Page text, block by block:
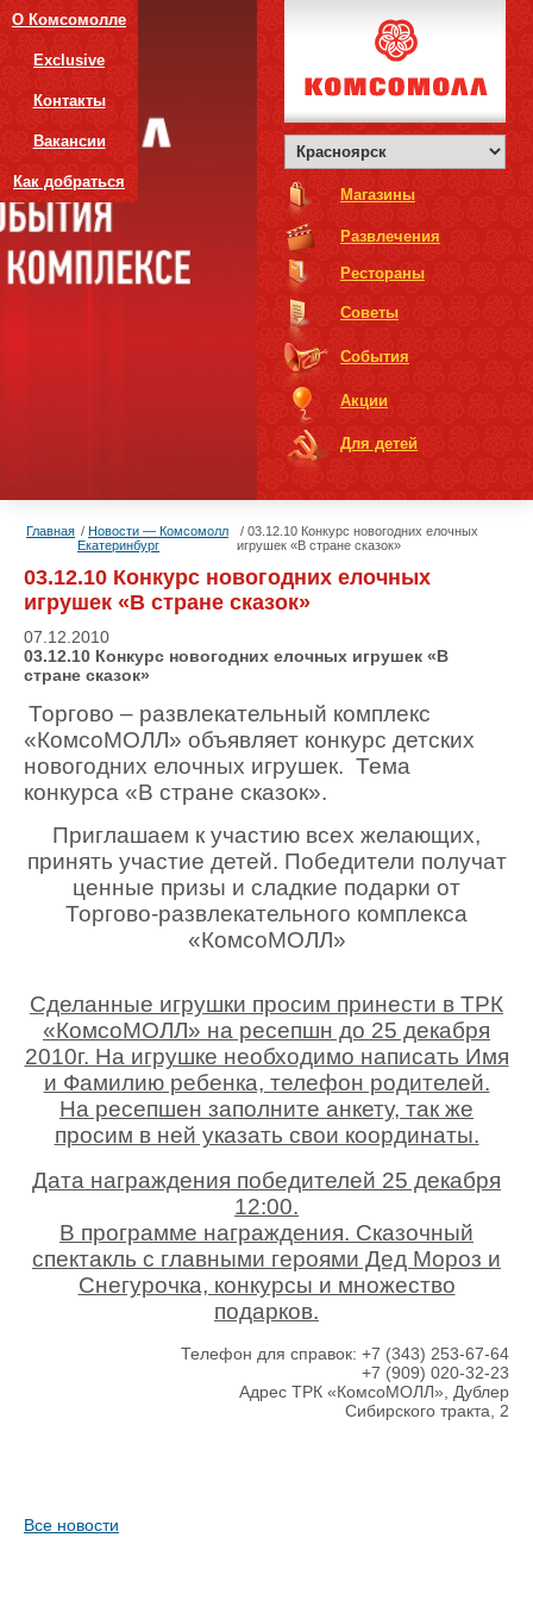
О Комсомолле
Exclusive
Контакты
Вакансии
Как добраться
Магазины
Развлечения
Рестораны
Советы
События
Акции
Для детей
Главная
Новости — Комсомолл
Екатеринбург
03.12.10 Конкурс новогодних елочных
игрушек «В стране сказок»
03.12.10 Конкурс новогодних елочных
игрушек «В стране сказок»
07.12.2010
03.12.10 Конкурс новогодних елочных игрушек «В
стране сказок»
Торгово – развлекательный комплекс
«КомсоМОЛЛ» объявляет конкурс детских
новогодних елочных игрушек. Тема
конкурса «В стране сказок».
Приглашаем к участию всех желающих,
принять участие детей. Победители получат
ценные призы и сладкие подарки от
Торгово-развлекательного комплекса
«КомсоМОЛЛ»
Сделанные игрушки просим принести в ТРК
«КомсоМОЛЛ» на ресепшн до 25 декабря
2010г. На игрушке необходимо написать Имя
и Фамилию ребенка, телефон родителей.
На ресепшен заполните анкету, так же
просим в ней указать свои координаты.
Дата награждения победителей 25 декабря
12:00.
В программе награждения. Сказочный
спектакль с главными героями Дед Мороз и
Снегурочка, конкурсы и множество
подарков.
Телефон для справок: +7 (343) 253-67-64
+7 (909) 020-32-23
Адрес ТРК «КомсоМОЛЛ», Дублер
Сибирского тракта, 2
Все новости